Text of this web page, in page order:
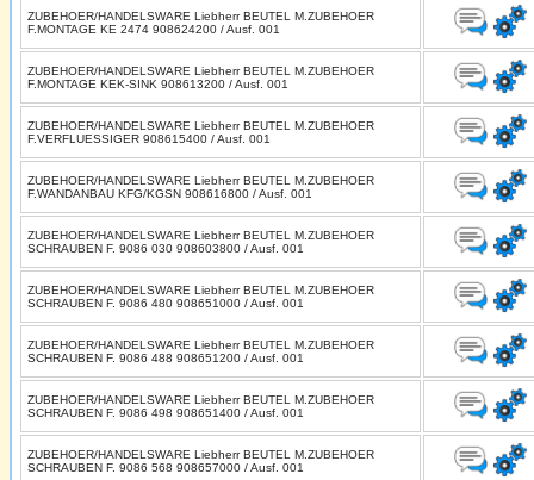
ZUBEHOER/HANDELSWARE Liebherr BEUTEL M.ZUBEHOER
F.MONTAGE KE 2474 908624200 / Ausf. 001
ZUBEHOER/HANDELSWARE Liebherr BEUTEL M.ZUBEHOER
F.MONTAGE KEK-SINK 908613200 / Ausf. 001
ZUBEHOER/HANDELSWARE Liebherr BEUTEL M.ZUBEHOER
F.VERFLUESSIGER 908615400 / Ausf. 001
ZUBEHOER/HANDELSWARE Liebherr BEUTEL M.ZUBEHOER
F.WANDANBAU KFG/KGSN 908616800 / Ausf. 001
ZUBEHOER/HANDELSWARE Liebherr BEUTEL M.ZUBEHOER
SCHRAUBEN F. 9086 030 908603800 / Ausf. 001
ZUBEHOER/HANDELSWARE Liebherr BEUTEL M.ZUBEHOER
SCHRAUBEN F. 9086 480 908651000 / Ausf. 001
ZUBEHOER/HANDELSWARE Liebherr BEUTEL M.ZUBEHOER
SCHRAUBEN F. 9086 488 908651200 / Ausf. 001
ZUBEHOER/HANDELSWARE Liebherr BEUTEL M.ZUBEHOER
SCHRAUBEN F. 9086 498 908651400 / Ausf. 001
ZUBEHOER/HANDELSWARE Liebherr BEUTEL M.ZUBEHOER
SCHRAUBEN F. 9086 568 908657000 / Ausf. 001